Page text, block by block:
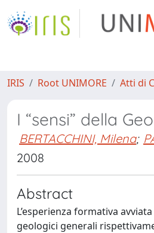
IRIS Root UNIMORE Atti di
I “sensi” della
BERTACCHINI, Milena;
2008
Abstract
L’esperienza formativa
geologici generali